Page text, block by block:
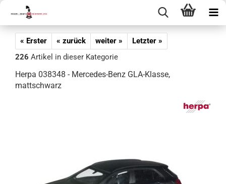
« Erster « zurück weiter »
Letzter »
226 Artikel in dieser Kategorie
Herpa 038348 - Mercedes-Benz GLA-Klasse,
mattschwarz